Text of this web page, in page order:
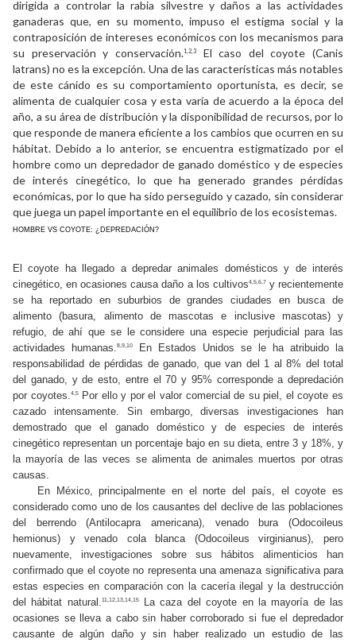
dirigida a controlar la rabia silvestre y daños a las actividades
ganaderas que, en su momento, impuso el estigma social y la
contraposición de intereses económicos con los mecanismos para
su preservación y conservación.1,2,3El caso del coyote (Canis
latrans) no es la excepción. Una de las características más notables
de este cánido es su comportamiento oportunista, es decir, se
alimenta de cualquier cosa y esta varía de acuerdo a la época del
año, a su área de distribución y la disponibilidad de recursos, por lo
que responde de manera eficiente a los cambios que ocurren en su
hábitat. Debido a lo anterior, se encuentra estigmatizado por el
hombre como un depredador de ganado doméstico y de especies
de interés cinegético, lo que ha generado grandes pérdidas
económicas, por lo que ha sido perseguido y cazado, sin considerar
que juega un papel importante en el equilibrio de los ecosistemas.
HOMBRE VS COYOTE: ¿DEPREDACIÓN?
El coyote ha llegado a depredar animales domésticos y de interés
cinegético, en ocasiones causa daño a los cultivos4,5,6,7y recientemente
se ha reportado en suburbios de grandes ciudades en busca de
alimento (basura, alimento de mascotas e inclusive mascotas) y
refugio, de ahí que se le considere una especie perjudicial para las
actividades humanas.8,9,10
En Estados Unidos se le ha atribuido la
responsabilidad de pérdidas de ganado, que van del 1 al 8% del total
del ganado, y de esto, entre el 70 y 95% corresponde a depredación
por coyotes.4,5Por ello y por el valor comercial de su piel, el coyote es
cazado intensamente. Sin embargo, diversas investigaciones han
demostrado que el ganado doméstico y de especies de interés
cinegético representan un porcentaje bajo en su dieta, entre 3 y 18%, y
la mayoría de las veces se alimenta de animales muertos por otras
causas.
En México, principalmente en el norte del país, el coyote es
considerado como uno de los causantes del declive de las poblaciones
del berrendo (Antilocapra americana), venado bura (Odocoileus
hemionus) y venado cola blanca (Odocoileus virginianus), pero
nuevamente, investigaciones sobre sus hábitos alimenticios han
confirmado que el coyote no representa una amenaza significativa para
estas especies en comparación con la cacería ilegal y la destrucción
del hábitat natural.11,12,13,14,15La caza del coyote en la mayoría de las
ocasiones se lleva a cabo sin haber corroborado si fue el depredador
causante de algún daño y sin haber realizado un estudio de las